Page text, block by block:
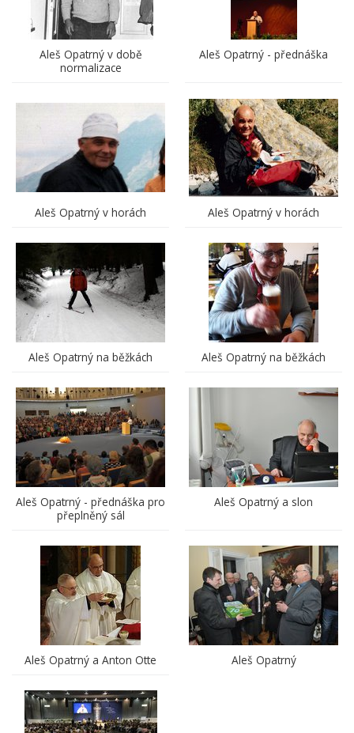
Aleš Opatrný v době
normalizace
Aleš Opatrný - přednáška
Aleš Opatrný v horách Aleš Opatrný v horách
Aleš Opatrný na běžkách Aleš Opatrný na běžkách
Aleš Opatrný - přednáška pro
přeplněný sál
Aleš Opatrný a slon
Aleš Opatrný a Anton Otte Aleš Opatrný